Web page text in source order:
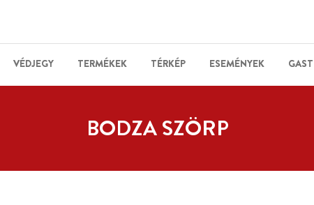
VÉDJEGY TERMÉKEK TÉRKÉP ESEMÉNYEK
BODZA SZÖRP